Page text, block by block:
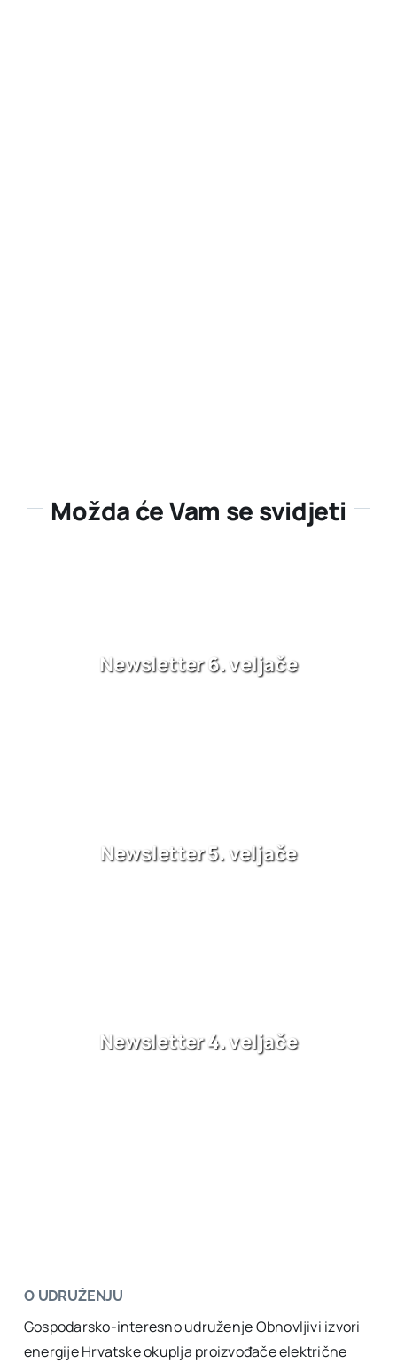
Možda će Vam se svidjeti
Newsletter 6. veljače
Newsletter 5. veljače
Newsletter 4. veljače
O UDRUŽENJU
Gospodarsko-interesno udruženje Obnovljivi izvori
energije Hrvatske okuplja proizvođače električne